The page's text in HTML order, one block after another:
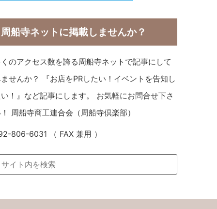
周船寺ネットに掲載しませんか？
のアクセス数を誇る周船寺ネットで記事にして
せんか？ 『お店をPRしたい！イベントを告知し
！』など記事にします。 お気軽にお問合せ下さ
周船寺商工連合会（周船寺倶楽部）
806-6031 （ FAX 兼用 ）